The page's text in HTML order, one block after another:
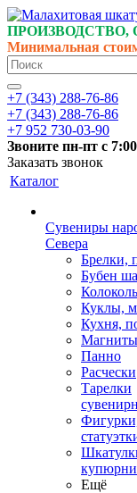
ПРОИЗВОДСТВО,
Минимальная
+7 (343) 288-76-86
+7 (343) 288-76-86
+7 952 730-03-90
Звоните пн-пт с
Заказать звонок
Каталог
Сувениры
Севера
Брелки,
Бубен
Куклы,
Кухня,
Магниты
Панно
Расчески
Тарелки
Ещё